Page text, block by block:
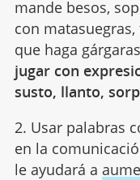
mande besos,
con
que haga
jugar con
susto, llanto,
2. Usar palabras
en la
le ayudará a